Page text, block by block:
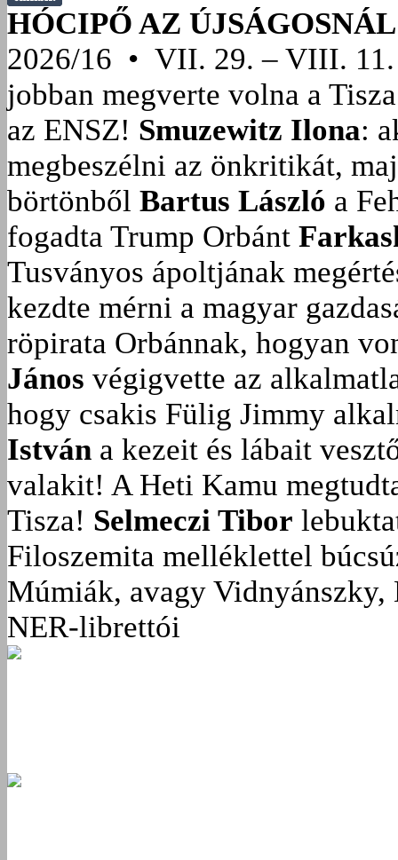
HÓCIPŐ AZ ÚJSÁGOSNÁL
2026/16 • VII. 29. – VIII. 11.
jobban megverte volna a
az ENSZ! Smuzewitz Ilona:
megbeszélni az önkritikát,
börtönből Bartus László a
fogadta Trump Orbánt
Tusványos ápoltjának
kezdte mérni a magyar
röpirata Orbánnak, hogyan
János végigvette az
hogy csakis Fülig Jimmy
István a kezeit és lábait
valakit! A Heti Kamu
Tisza! Selmeczi Tibor
Filoszemita melléklettel
Múmiák, avagy Vidnyánszky,
NER-librettói